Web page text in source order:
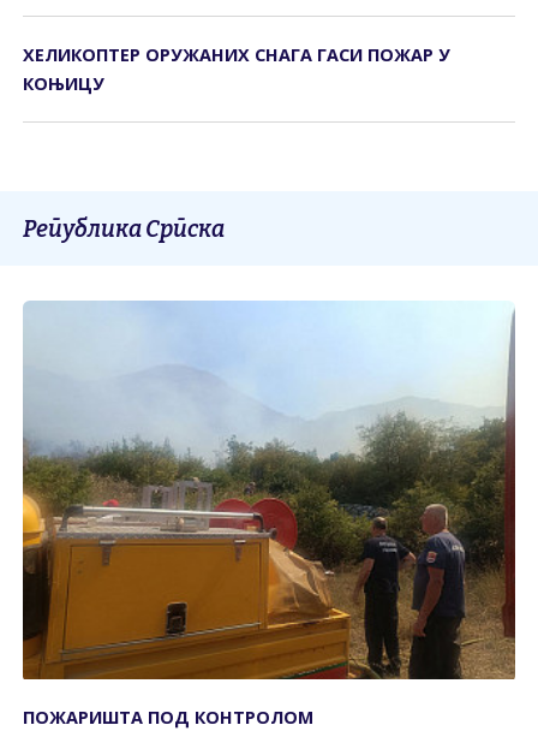
ХЕЛИКОПТЕР ОРУЖАНИХ СНАГА ГАСИ ПОЖАР У
КОЊИЦУ
Република Српска
ПОЖАРИШТА ПОД КОНTРОЛОМ